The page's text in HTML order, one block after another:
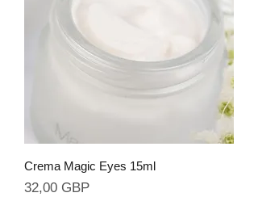
Crema Magic Eyes 15ml
Preț
32,00 GBP